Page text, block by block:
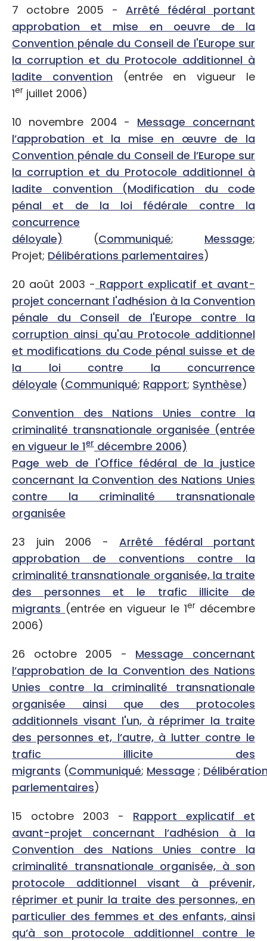
7 octobre 2005 - Arrêté fédéral portant
approbation et mise en oeuvre de la
Convention pénale du Conseil de l'Europe sur
la corruption et du Protocole additionnel à
ladite convention (entrée en vigueur le
1er juillet 2006)
10 novembre 2004 - Message concernant
l’approbation et la mise en œuvre de la
Convention pénale du Conseil de l’Europe sur
la corruption et du Protocole additionnel à
ladite convention (Modification du code
pénal et de la loi fédérale contre la
concurrence
déloyale) (Communiqué; Message;
Projet; Délibérations parlementaires)
20 août 2003 - Rapport explicatif et avant-
projet concernant l'adhésion à la Convention
pénale du Conseil de l'Europe contre la
corruption ainsi qu'au Protocole additionnel
et modifications du Code pénal suisse et de
la loi contre la concurrence
déloyale (Communiqué; Rapport; Synthèse)
Convention des Nations Unies contre la
criminalité transnationale organisée (entrée
en vigueur le 1er décembre 2006)
Page web de l'Office fédéral de la justice
concernant la Convention des Nations Unies
contre la criminalité transnationale
organisée
23 juin 2006 - Arrêté fédéral portant
approbation de conventions contre la
criminalité transnationale organisée, la traite
des personnes et le trafic illicite de
migrants (entrée en vigueur le 1erdécembre
2006)
26 octobre 2005 - Message concernant
l’approbation de la Convention des Nations
Unies contre la criminalité transnationale
organisée ainsi que des protocoles
additionnels visant l'un, à réprimer la traite
des personnes et, l’autre, à lutter contre le
trafic illicite des
migrants (Communiqué; Message ;
parlementaires)
15 octobre 2003 - Rapport explicatif et
avant-projet concernant l’adhésion à la
Convention des Nations Unies contre la
criminalité transnationale organisée, à son
protocole additionnel visant à prévenir,
réprimer et punir la traite des personnes, en
particulier des femmes et des enfants, ainsi
qu’à son protocole additionnel contre le